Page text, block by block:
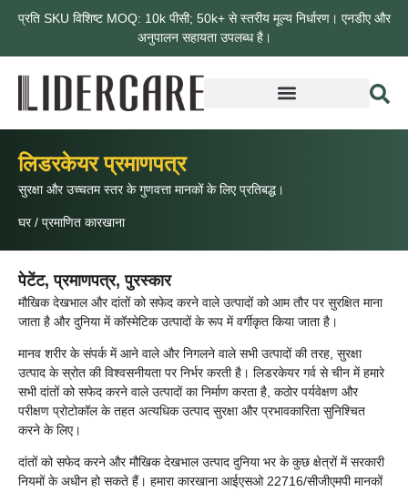
प्रति SKU विशिष्ट MOQ: 10k पीसी; 50k+ से स्तरीय मूल्य निर्धारण। एनडीए और
अनुपालन सहायता उपलब्ध है।
लिडरकेयर प्रमाणपत्र
सुरक्षा और उच्चतम स्तर के गुणवत्ता मानकों के लिए प्रतिबद्ध।
घर/ प्रमाणित कारखाना
पेटेंट, प्रमाणपत्र, पुरस्कार
मौखिक देखभाल और दांतों को सफेद करने वाले उत्पादों को आम तौर पर सुरक्षित माना
जाता है और दुनिया में कॉस्मेटिक उत्पादों के रूप में वर्गीकृत किया जाता है।
मानव शरीर के संपर्क में आने वाले और निगलने वाले सभी उत्पादों की तरह, सुरक्षा
उत्पाद के स्रोत की विश्वसनीयता पर निर्भर करती है। लिडरकेयर गर्व से चीन में हमारे
सभी दांतों को सफेद करने वाले उत्पादों का निर्माण करता है, कठोर पर्यवेक्षण और
परीक्षण प्रोटोकॉल के तहत अत्यधिक उत्पाद सुरक्षा और प्रभावकारिता सुनिश्चित
करने के लिए।
दांतों को सफेद करने और मौखिक देखभाल उत्पाद दुनिया भर के कुछ क्षेत्रों में सरकारी
नियमों के अधीन हो सकते हैं। हमारा कारखाना आईएसओ 22716/सीजीएमपी मानकों